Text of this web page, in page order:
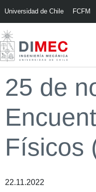
Universidad de Chile FCFM
25 de
Físicos
22.11.2022